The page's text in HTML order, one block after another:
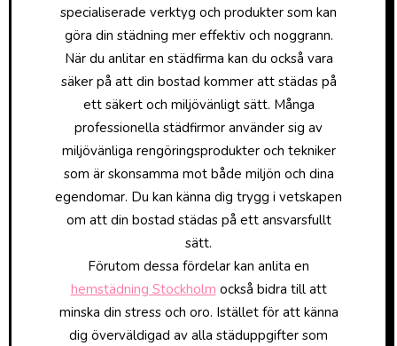
specialiserade verktyg och produkter som kan
göra din städning mer effektiv och noggrann.
När du anlitar en städfirma kan du också vara
säker på att din bostad kommer att städas på
ett säkert och miljövänligt sätt. Många
professionella städfirmor använder sig av
miljövänliga rengöringsprodukter och tekniker
som är skonsamma mot både miljön och dina
egendomar. Du kan känna dig trygg i vetskapen
om att din bostad städas på ett ansvarsfullt
sätt.
Förutom dessa fördelar kan anlita en
hemstädning Stockholm också bidra till att
minska din stress och oro. Istället för att känna
dig överväldigad av alla städuppgifter som